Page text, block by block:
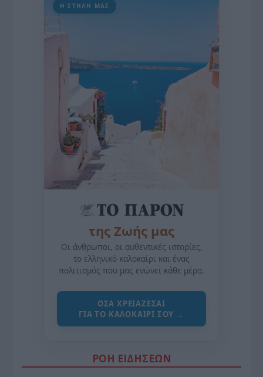
Η ΣΤΗΛΗ ΜΑΣ
της Ζωής μας
Οι άνθρωποι, οι αυθεντικές ιστορίες,
το ελληνικό καλοκαίρι και ένας
πολιτισμός που μας ενώνει κάθε μέρα.
ΌΣΑ ΧΡΕΙΆΖΕΣΑΙ
ΓΙΑ ΤΟ ΚΑΛΟΚΑΊΡΙ ΣΟΥ →
ΡΟΗ ΕΙΔΗΣΕΩΝ